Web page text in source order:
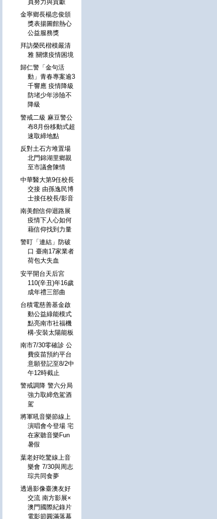
員努力與貢獻
金寧鄉長楊忠俊頒
獎表揚圖館熱心
公益服務獎
拜訪榮民楷模嚴清
雅 關懷疫情困境
歸仁警「金句活
動」青春專案逾3
千響應 疫情降級
防堵少年涉險不
降級
警戒二級 麻豆警公
布8月份移動式超
速取締地點
反對土石方堆置場
北門錦湖里鄉親
至市議會陳情
中華醫大第9任校長
交接 由孫逸民博
士接任校長/影音
南美館信仰迴路展
疫情下人心如何
藉信仰找到力量
警盯「連結」防破
口 臺南17家業者
荷包大失血
安平開台天后宮
110(辛丑)年16歲
成年禮三部曲
台積電慈善基金啟
動公益綠能模式
點亮南市社福機
構-安裝太陽能板
南市7/30零確診 公
費疫苗預約平台
意願登記至8/2中
午12時截止
警戒調降 警六分局
強力取締危駕酒
駕
將軍吼音樂節線上
演唱會今登場 宅
在家聽音樂Fun
暑假
葉老好吃驚線上音
樂會 7/30與周志
琮共同食夢
透過影像臺澳友好
交流 南方影展×
澳門國際紀錄片
電影節圓滿落幕